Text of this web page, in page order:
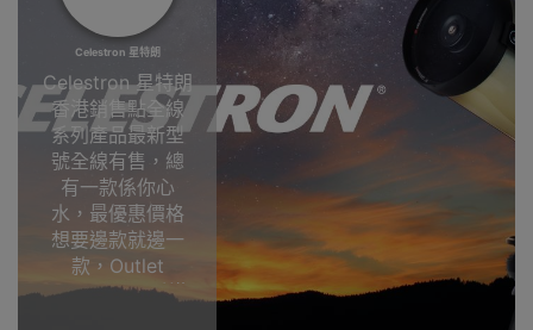
Celestron 星特朗
Celestron 星特朗
香港銷售點全線
系列產品最新型
號全線有售，總
有一款係你心
水，最優惠價格
想要邊款就邊一
款，Outlet
Express HK香港